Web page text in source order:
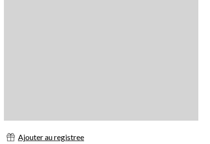
Ajouter au registree